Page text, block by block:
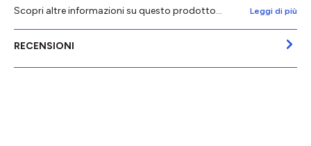
Scopri altre informazioni su questo prodotto...
Leggi di più
RECENSIONI